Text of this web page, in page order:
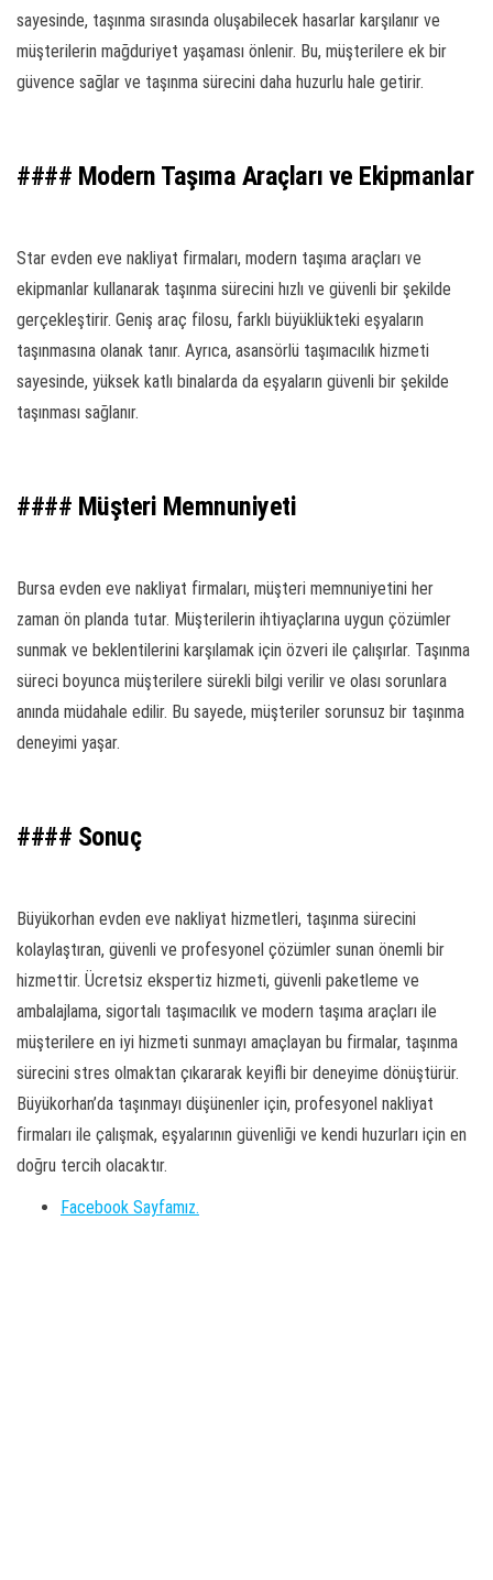
sayesinde, taşınma sırasında oluşabilecek hasarlar karşılanır ve
müşterilerin mağduriyet yaşaması önlenir. Bu, müşterilere ek bir
güvence sağlar ve taşınma sürecini daha huzurlu hale getirir.
#### Modern Taşıma Araçları ve Ekipmanlar
Star evden eve nakliyat firmaları, modern taşıma araçları ve
ekipmanlar kullanarak taşınma sürecini hızlı ve güvenli bir şekilde
gerçekleştirir. Geniş araç filosu, farklı büyüklükteki eşyaların
taşınmasına olanak tanır. Ayrıca, asansörlü taşımacılık hizmeti
sayesinde, yüksek katlı binalarda da eşyaların güvenli bir şekilde
taşınması sağlanır.
#### Müşteri Memnuniyeti
Bursa evden eve nakliyat firmaları, müşteri memnuniyetini her
zaman ön planda tutar. Müşterilerin ihtiyaçlarına uygun çözümler
sunmak ve beklentilerini karşılamak için özveri ile çalışırlar. Taşınma
süreci boyunca müşterilere sürekli bilgi verilir ve olası sorunlara
anında müdahale edilir. Bu sayede, müşteriler sorunsuz bir taşınma
deneyimi yaşar.
#### Sonuç
Büyükorhan evden eve nakliyat hizmetleri, taşınma sürecini
kolaylaştıran, güvenli ve profesyonel çözümler sunan önemli bir
hizmettir. Ücretsiz ekspertiz hizmeti, güvenli paketleme ve
ambalajlama, sigortalı taşımacılık ve modern taşıma araçları ile
müşterilere en iyi hizmeti sunmayı amaçlayan bu firmalar, taşınma
sürecini stres olmaktan çıkararak keyifli bir deneyime dönüştürür.
Büyükorhan’da taşınmayı düşünenler için, profesyonel nakliyat
firmaları ile çalışmak, eşyalarının güvenliği ve kendi huzurları için en
doğru tercih olacaktır.
Facebook Sayfamız.